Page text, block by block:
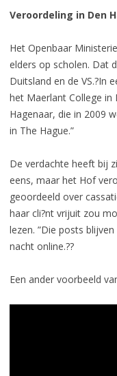
Veroordeling in Den
Het Openbaar
elders op scholen. Dat
Duitsland en de VS.?In
het Maerlant College in
Hagenaar, die in 2009
in The Hague.”
De verdachte heeft bij
eens, maar het Hof
geoordeeld over
haar cli?nt vrijuit zou
lezen. ”Die posts
nacht online.??
Een ander voorbeeld